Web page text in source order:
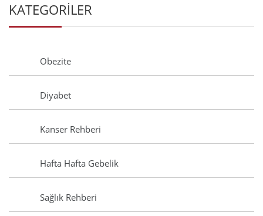
KATEGORİLER
Obezite
Diyabet
Kanser Rehberi
Hafta Hafta Gebelik
Sağlık Rehberi